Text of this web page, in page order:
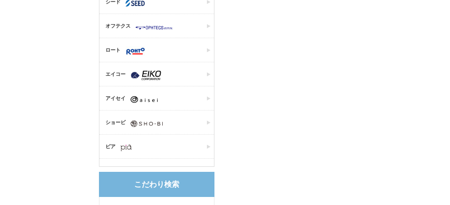
シード
オフテクス
ロート
エイコー
アイセイ
ショービ
ピア
こだわり検索